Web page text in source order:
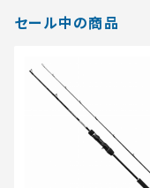
セール中の商品